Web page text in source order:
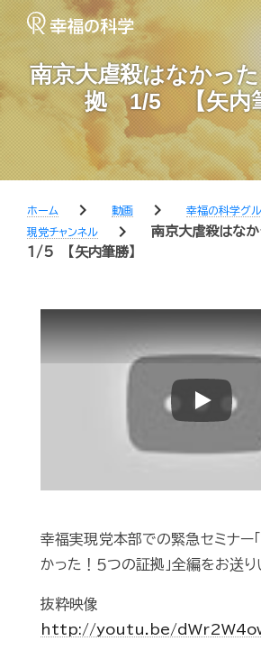
南京大虐殺はなかっ
拠 1/5 【矢内
ホーム chevron_right 動画 chevron_right 幸福の科学グ
現党チャンネル
chevron_right
南京大虐殺はな
1/5 【矢内筆勝】
Play
幸福実現党本部での緊急セミナー
かった！５つの証拠」全編をお送り
抜粋映像
http://youtu.be/